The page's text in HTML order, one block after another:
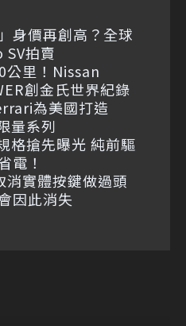
身價再創高？全球
拍賣
公里！Nissan
創金氏世界紀錄
為美國打造
量系列
格搶先曝光 純前驅
電！
消實體按鍵做過頭
因此消失